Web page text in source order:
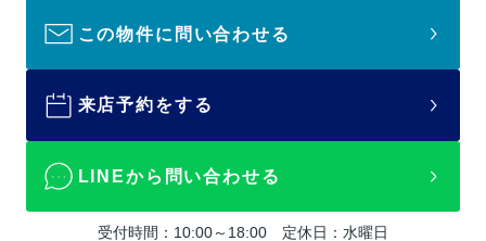
この物件に問い合わせる
来店予約をする
LINEから問い合わせる
受付時間：10:00～18:00 定休日：水曜日